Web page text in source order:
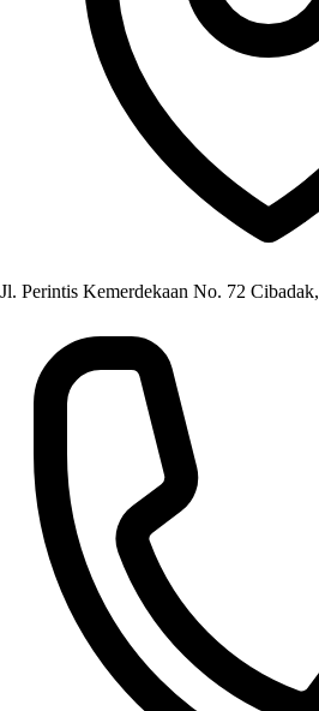
Jl. Perintis Kemerdekaan No. 72